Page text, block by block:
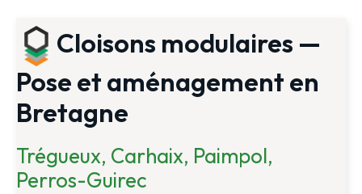
Cloisons modulaires —
Pose et aménagement en
Bretagne
Trégueux, Carhaix, Paimpol,
Perros-Guirec